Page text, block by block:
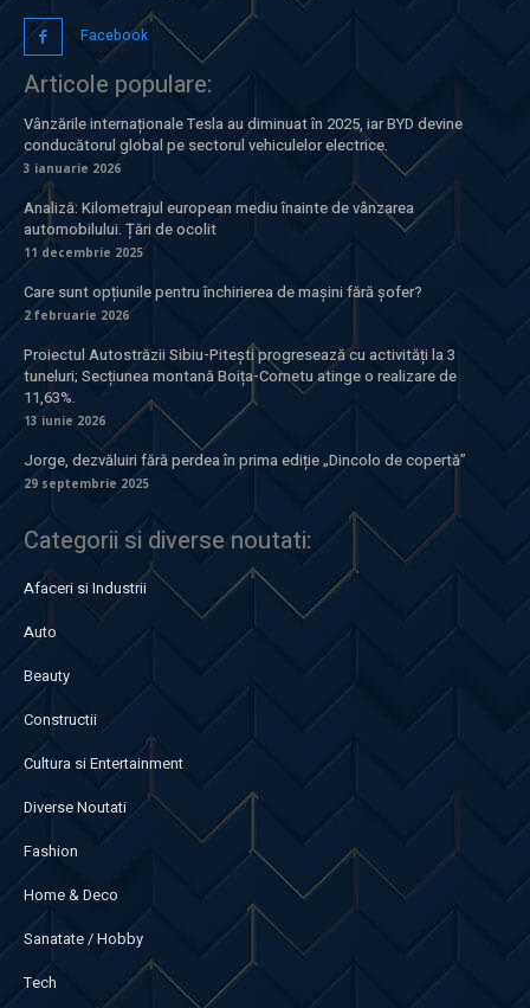
Facebook
Articole populare:
Vânzările internaționale Tesla au diminuat în 2025, iar BYD devine
conducătorul global pe sectorul vehiculelor electrice.
3 ianuarie 2026
Analiză: Kilometrajul european mediu înainte de vânzarea
automobilului. Țări de ocolit
11 decembrie 2025
Care sunt opțiunile pentru închirierea de mașini fără șofer?
2 februarie 2026
Proiectul Autostrăzii Sibiu-Pitești progresează cu activități la 3
tuneluri; Secțiunea montană Boița-Cornetu atinge o realizare de
11,63%.
13 iunie 2026
Jorge, dezvăluiri fără perdea în prima ediție „Dincolo de copertă”
29 septembrie 2025
Categorii si diverse noutati:
Afaceri si Industrii
Auto
Beauty
Constructii
Cultura si Entertainment
Diverse Noutati
Fashion
Home & Deco
Sanatate / Hobby
Tech